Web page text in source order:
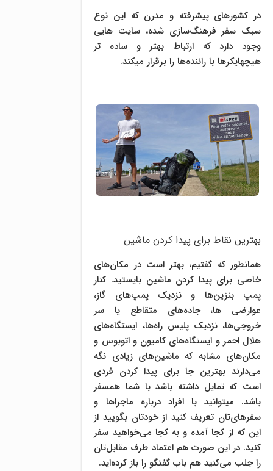
در کشورهای پیشرفته و مدرن که این نوع
سبک سفر فرهنگ‌سازی شده، سایت هایی
وجود دارد که ارتباط بهتر و ساده تر
هیچهایکرها با راننده‌ها را برقرار میکند.
بهترین نقاط برای پیدا کردن ماشین
همانطور که گفتیم، بهتر است در مکان‌های
خاصی برای پیدا کردن ماشین بایستید. کنار
پمپ بنزین‌ها و نزدیک پمپ‌های گاز،
عوارضی ها، جاده‌های متقاطع یا سر
خروجی‌ها، نزدیک پلیس راه‌ها، ایستگاه‌های
هلال احمر و ایستگاه‌های کامیون و اتوبوس و
مکان‌های مشابه که ماشین‌های زیادی نگه
می‌دارند بهترین جا برای پیدا کردن فردی
است که تمایل داشته باشد با شما همسفر
باشد. میتوانید با افراد درباره ماجراها و
سفرهای‌تان تعریف کنید از خودتان بگویید از
این که از کجا آمده و به کجا می‌خواهید سفر
کنید. در این صورت هم اعتماد طرف مقابل‌تان
را جلب می‌کنید هم باب گفتگو را باز کرده‌اید.